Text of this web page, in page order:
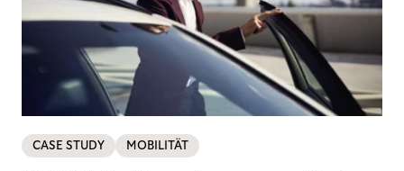
CASE STUDY MOBILITÄT